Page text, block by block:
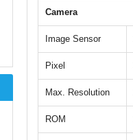
Camera
Image Sensor
Pixel
Max. Resolution
ROM